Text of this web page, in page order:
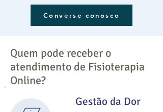
Converse conosco
Quem pode receber o
atendimento de Fisioterapia
Online?
Gestão da Dor